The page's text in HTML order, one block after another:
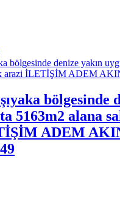
bölgesinde
5163m2 alana
ADEM